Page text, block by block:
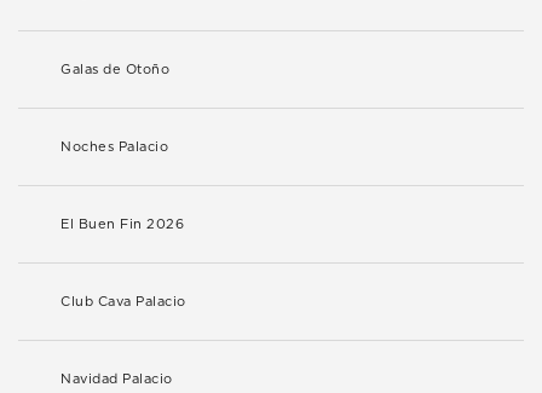
Galas de Otoño
Noches Palacio
El Buen Fin 2026
Club Cava Palacio
Navidad Palacio